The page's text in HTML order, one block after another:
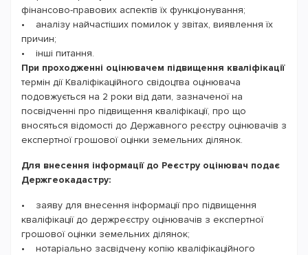
фінансово-правових аспектів їх функціонування;
• аналізу найчастіших помилок у звітах, виявлення їх
причин;
• інші питання.
При проходженні оцінювачем підвищення кваліфікації
термін дії Кваліфікаційного свідоцтва оцінювача
подовжується на 2 роки від дати, зазначеної на
посвідченні про підвищення кваліфікації, про що
вносяться відомості до Державного реєстру оцінювачів з
експертної грошової оцінки земельних ділянок.
Для внесення інформації до Реєстру оцінювач подає
Держгеокадастру:
• заяву для внесення інформації про підвищення
кваліфікації до держреєстру оцінювачів з експертної
грошової оцінки земельних ділянок;
• нотаріально засвідчену копію кваліфікаційного